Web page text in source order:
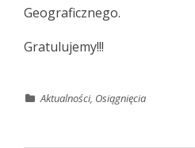
Geograficznego.
Gratulujemy!!!
Aktualności, Osiągnięcia